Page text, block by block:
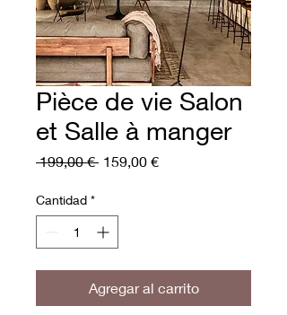
Pièce de vie Salon
et Salle à manger
199,00 € Precio
159,00 €Precio
Cantidad *
Agregar al carrito